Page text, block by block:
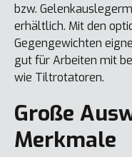
bzw.
erhältlich. Mit den
Gegengewichten
gut für Arbeiten mit
wie Tiltrotatoren.
Große
Merkmale